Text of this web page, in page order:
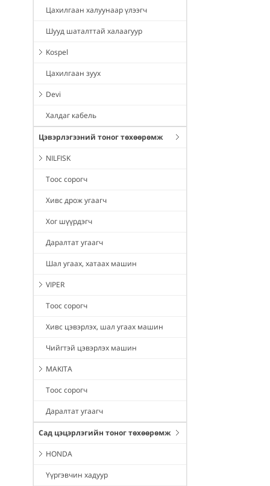
Цахилгаан халуунаар үлээгч
Шууд шаталттай халаагуур
Kospel
Цахилгаан зуух
Devi
Халдаг кабель
Цэвэрлэгээний тоног төхөөрөмж
NILFISK
Тоос сорогч
Хивс дрож угаагч
Хог шүүрдэгч
Даралтат угаагч
Шал угаах, хатаах машин
VIPER
Тоос сорогч
Хивс цэвэрлэх, шал угаах машин
Чийгтэй цэвэрлэх машин
MAKITA
Тоос сорогч
Даралтат угаагч
Сад цэцэрлэгийн тоног төхөөрөмж
HONDA
Үүргэвчин хадуур